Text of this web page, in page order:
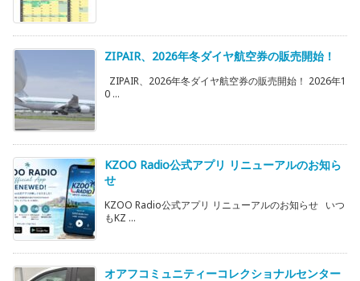
ZIPAIR、2026年冬ダイヤ航空券の販売開始！
ZIPAIR、2026年冬ダイヤ航空券の販売開始！ 2026年1
0 ...
KZOO Radio公式アプリ リニューアルのお知ら
せ
KZOO Radio公式アプリ リニューアルのお知らせ いつ
もKZ ...
オアフコミュニティーコレクショナルセンター